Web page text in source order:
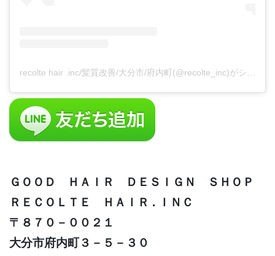
recolte hair .inc/髪質改善/大分市/府内町(@recolte_inc)がシェアした投稿
ＧＯＯＤ ＨＡＩＲ ＤＥＳＩＧＮ ＳＨＯＰ
ＲＥＣＯＬＴＥ ＨＡＩＲ . ＩＮＣ
〒８７０－００２１
大分市府内町３－５－３０